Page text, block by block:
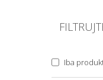
Iba